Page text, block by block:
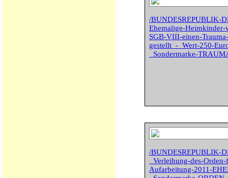
/BUNDESREPUBLIK-
Ehemalige-Heimkinder-
SGB-VIII-einen-
gestellt_-_Wert-250-
_Sondermarke-
/BUNDESREPUBLIK-
_Verleihung-des-
Aufarbeitung-2011-